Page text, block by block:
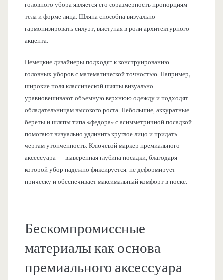
головного убора является его соразмерность пропорциям
тела и форме лица. Шляпа способна визуально
гармонизировать силуэт, выступая в роли архитектурного
акцента.
Немецкие дизайнеры подходят к конструированию
головных уборов с математической точностью. Например,
широкие поля классической шляпы визуально
уравновешивают объемную верхнюю одежду и подходят
обладательницам высокого роста. Небольшие, аккуратные
береты и шляпы типа «федора» с асимметричной посадкой
помогают визуально удлинить круглое лицо и придать
чертам утонченность. Ключевой маркер премиального
аксессуара — выверенная глубина посадки, благодаря
которой убор надежно фиксируется, не деформирует
прическу и обеспечивает максимальный комфорт в носке.
Бескомпромиссные
материалы как основа
премиального аксессуара